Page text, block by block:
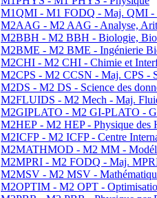
M1QMI - M1 FODQ - Maj. QMI -
M2AAG - M2 AAG - Analyse,
M2BBH - M2 BBH - Biologie,
M2BME - M2 BME - Ingénierie
M2CHI - M2 CHI - Chimie et
M2CPS - M2 CCSN - Maj. CPS -
M2DS - M2 DS - Science des
M2FLUIDS - M2 Mech - Maj.
M2GIPLATO - M2 GI-PLATO -
M2HEP - M2 HEP - Physique des
M2ICFP - M2 ICFP - Centre
M2MATHMOD - M2 MM -
M2MPRI - M2 FODQ - Maj.
M2MSV - M2 MSV -
M2OPTIM - M2 OPT -